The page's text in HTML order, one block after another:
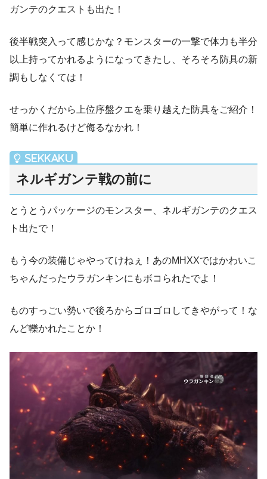
ガンテのクエストも出た！
後半戦突入って感じかな？モンスターの一撃で体力も半分
以上持ってかれるようになってきたし、そろそろ防具の新
調もしなくては！
せっかくだから上位序盤クエを乗り越えた防具をご紹介！
簡単に作れるけど侮るなかれ！
ネルギガンテ戦の前に
とうとうパッケージのモンスター、ネルギガンテのクエス
ト出たで！
もう今の装備じゃやってけねぇ！あのMHXXではかわいこ
ちゃんだったウラガンキンにもボコられたでよ！
ものすっごい勢いで後ろからゴロゴロしてきやがって！な
んど轢かれたことか！